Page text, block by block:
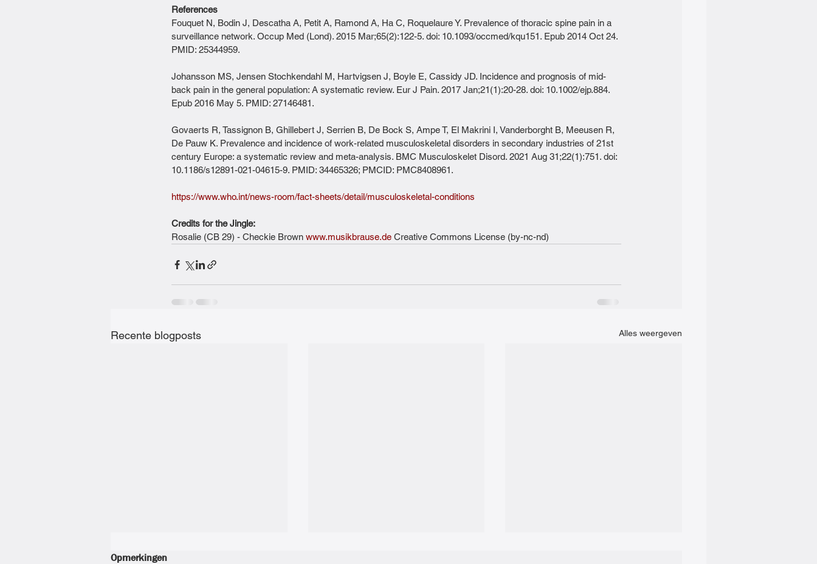
References
Fouquet N, Bodin J, Descatha A, Petit A, Ramond A, Ha C, Roquelaure Y. Prevalence of thoracic spine pain in a
surveillance network. Occup Med (Lond). 2015 Mar;65(2):122-5. doi: 10.1093/occmed/kqu151. Epub 2014 Oct 24.
PMID: 25344959.
Johansson MS, Jensen Stochkendahl M, Hartvigsen J, Boyle E, Cassidy JD. Incidence and prognosis of mid-
back pain in the general population: A systematic review. Eur J Pain. 2017 Jan;21(1):20-28. doi: 10.1002/ejp.884.
Epub 2016 May 5. PMID: 27146481.
Govaerts R, Tassignon B, Ghillebert J, Serrien B, De Bock S, Ampe T, El Makrini I, Vanderborght B, Meeusen R,
De Pauw K. Prevalence and incidence of work-related musculoskeletal disorders in secondary industries of 21st
century Europe: a systematic review and meta-analysis. BMC Musculoskelet Disord. 2021 Aug 31;22(1):751. doi:
10.1186/s12891-021-04615-9. PMID: 34465326; PMCID: PMC8408961.
⁠https://www.who.int/news-room/fact-sheets/detail/musculoskeletal-conditions
Credits for the Jingle:
Rosalie (CB 29) - Checkie Brown www.musikbrause.de Creative Commons License (by-nc-nd)
Recente blogposts Alles weergeven
Opmerkingen